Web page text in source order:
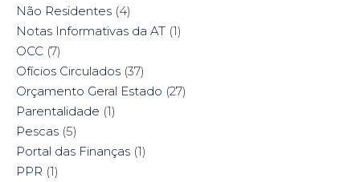
Não Residentes (4)
Notas Informativas da AT (1)
OCC (7)
Ofícios Circulados (37)
Orçamento Geral Estado (27)
Parentalidade (1)
Pescas (5)
Portal das Finanças (1)
PPR (1)